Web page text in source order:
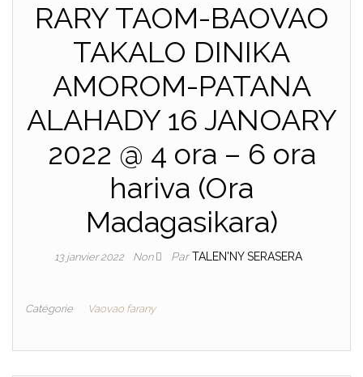
RARY TAOM-BAOVAO
TAKALO DINIKA
AMOROM-PATANA
ALAHADY 16 JANOARY
2022 @ 4 ora – 6 ora
hariva (Ora
Madagasikara)
13 janvier 2022 Non ParTALEN'NY SERASERA
Catégorie Vaovao farany